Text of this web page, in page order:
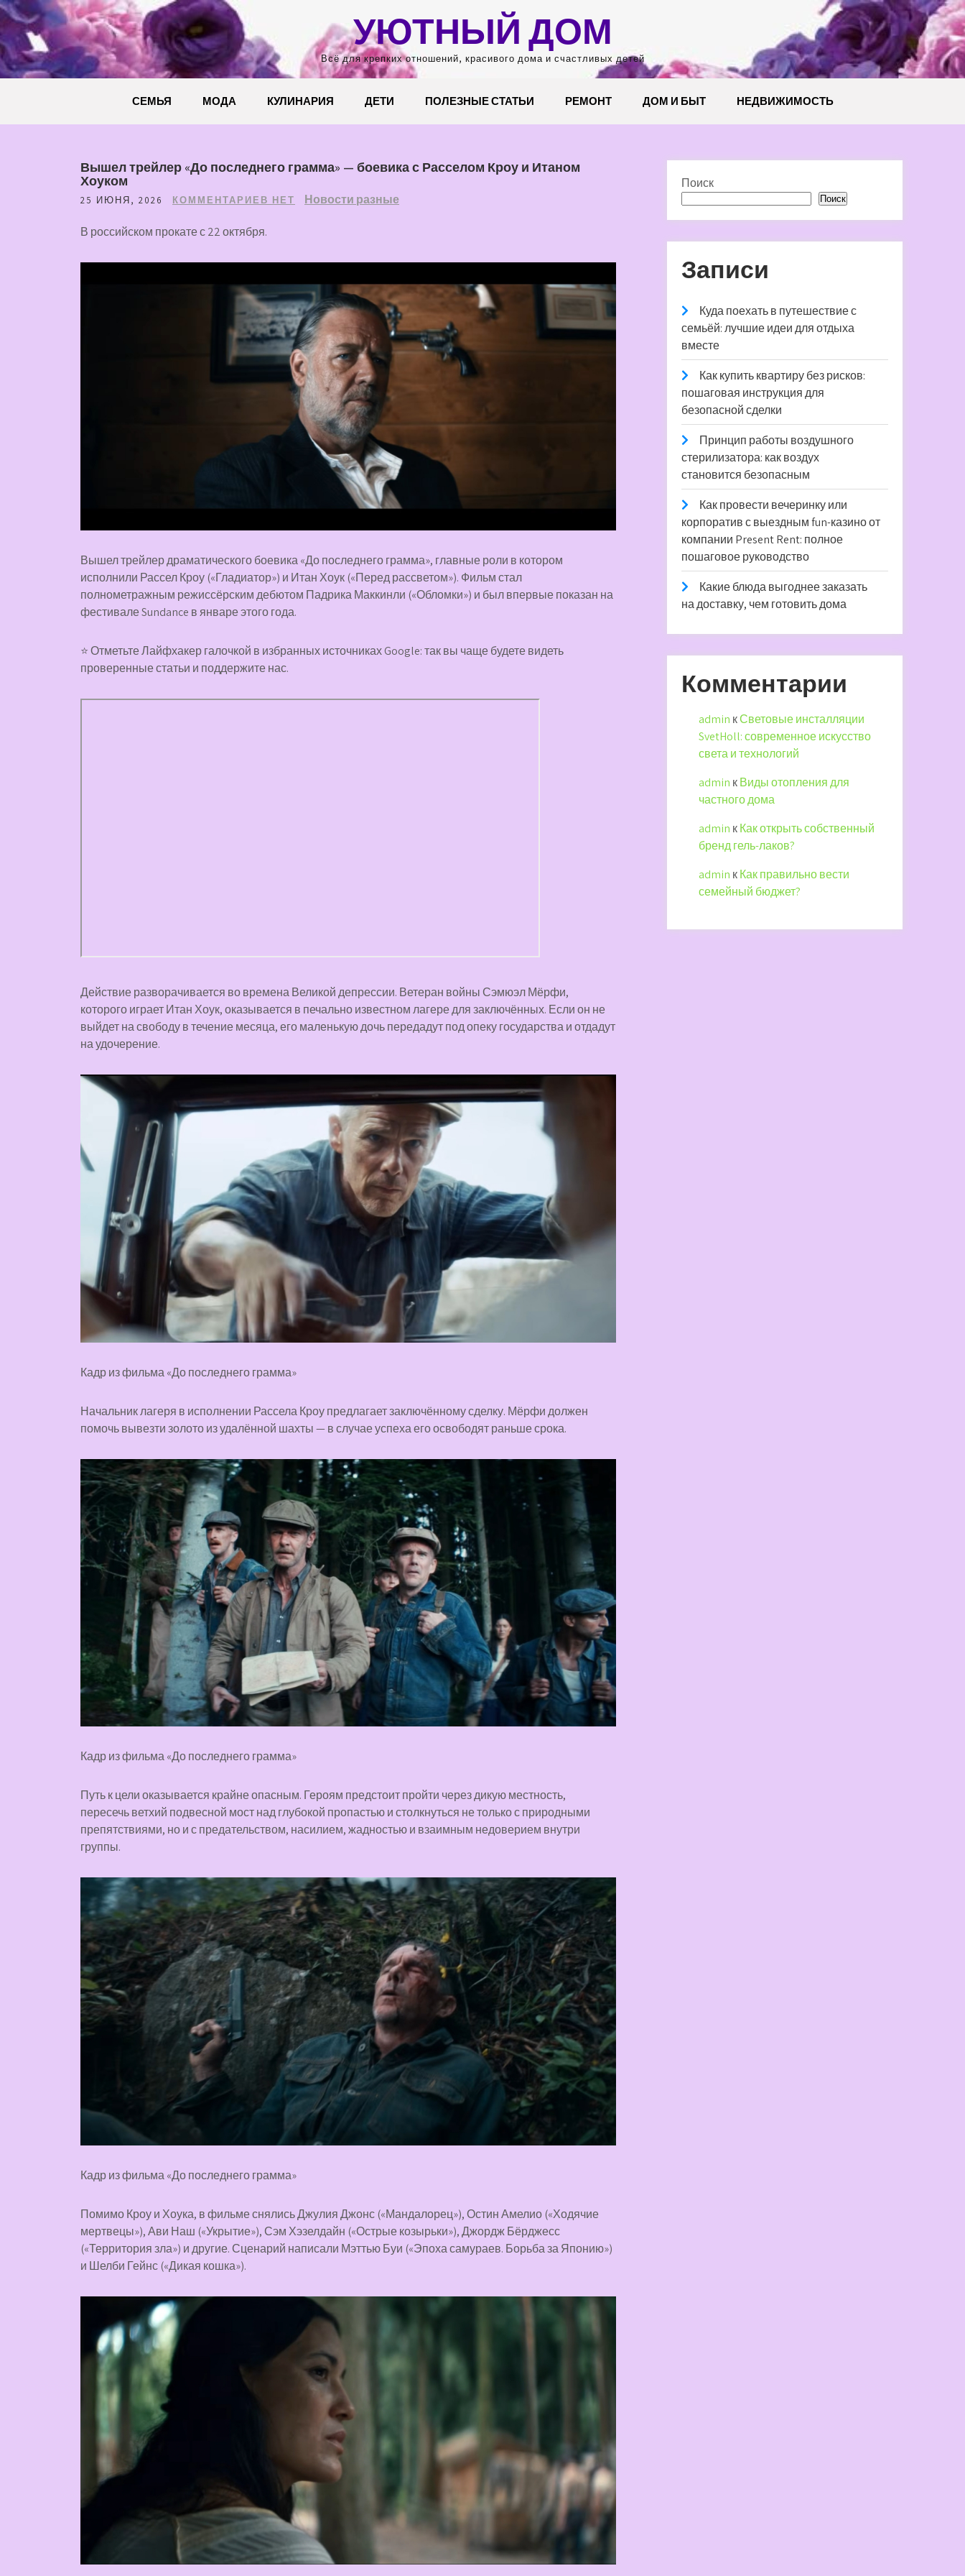
Перейти
содержимому
УЮТНЫЙ ДОМ
Всё для крепких отношений, красивого дома и счастливых детей
СЕМЬЯ МОДА КУЛИНАРИЯ ДЕТИ ПОЛЕЗНЫЕ СТАТЬИ РЕМОНТ ДОМ И БЫТ НЕДВИЖИМОСТЬ
Вышел трейлер «До последнего грамма» — боевика с Расселом Кроу и Итаном
Хоуком
25 ИЮНЯ, 2026 КОММЕНТАРИЕВ НЕТ Новости разные
В российском прокате с 22 октября.
Вышел трейлер драматического боевика «До последнего грамма», главные роли в котором
исполнили Рассел Кроу («Гладиатор») и Итан Хоук («Перед рассветом»). Фильм стал
полнометражным режиссёрским дебютом Падрика Маккинли («Обломки») и был впервые показан на
фестивале Sundance в январе этого года.
⭐ Отметьте Лайфхакер галочкой в избранных источниках Google: так вы чаще будете видеть
проверенные статьи и поддержите нас.
Действие разворачивается во времена Великой депрессии. Ветеран войны Сэмюэл Мёрфи,
которого играет Итан Хоук, оказывается в печально известном лагере для заключённых. Если он не
выйдет на свободу в течение месяца, его маленькую дочь передадут под опеку государства и отдадут
на удочерение.
Кадр из фильма «До последнего грамма»
Начальник лагеря в исполнении Рассела Кроу предлагает заключённому сделку. Мёрфи должен
помочь вывезти золото из удалённой шахты — в случае успеха его освободят раньше срока.
Кадр из фильма «До последнего грамма»
Путь к цели оказывается крайне опасным. Героям предстоит пройти через дикую местность,
пересечь ветхий подвесной мост над глубокой пропастью и столкнуться не только с природными
препятствиями, но и с предательством, насилием, жадностью и взаимным недоверием внутри
группы.
Кадр из фильма «До последнего грамма»
Помимо Кроу и Хоука, в фильме снялись Джулия Джонс («Мандалорец»), Остин Амелио («Ходячие
мертвецы»), Ави Наш («Укрытие»), Сэм Хэзелдайн («Острые козырьки»), Джордж Бёрджесс
(«Территория зла») и другие. Сценарий написали Мэттью Буи («Эпоха самураев. Борьба за Японию»)
и Шелби Гейнс («Дикая кошка»).
Поиск
Поиск
Записи
Куда поехать в путешествие с
семьёй: лучшие идеи для отдыха
вместе
Как купить квартиру без рисков:
пошаговая инструкция для
безопасной сделки
Принцип работы воздушного
стерилизатора: как воздух
становится безопасным
Как провести вечеринку или
корпоратив с выездным fun-казино от
компании Present Rent: полное
пошаговое руководство
Какие блюда выгоднее заказать
на доставку, чем готовить дома
Комментарии
admin кСветовые инсталляции
SvetHoll: современное искусство
света и технологий
admin кВиды отопления для
частного дома
admin кКак открыть собственный
бренд гель-лаков?
admin кКак правильно вести
семейный бюджет?